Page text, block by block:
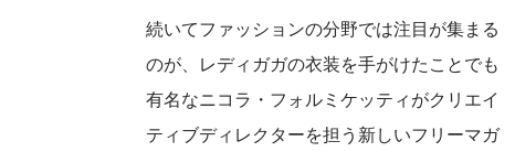
続いてファッションの分野では注目が集まる
のが、レディガガの衣装を手がけたことでも
有名なニコラ・フォルミケッティがクリエイ
ティブディレクターを担う新しいフリーマガ